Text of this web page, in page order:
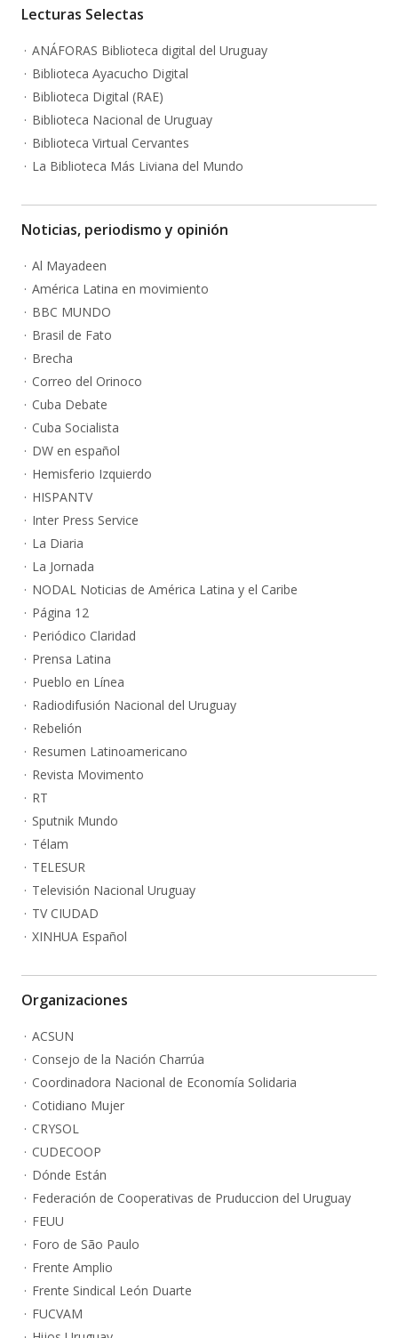
Lecturas Selectas
ANÁFORAS Biblioteca digital del Uruguay
Biblioteca Ayacucho Digital
Biblioteca Digital (RAE)
Biblioteca Nacional de Uruguay
Biblioteca Virtual Cervantes
La Biblioteca Más Liviana del Mundo
Noticias, periodismo y opinión
Al Mayadeen
América Latina en movimiento
BBC MUNDO
Brasil de Fato
Brecha
Correo del Orinoco
Cuba Debate
Cuba Socialista
DW en español
Hemisferio Izquierdo
HISPANTV
Inter Press Service
La Diaria
La Jornada
NODAL Noticias de América Latina y el Caribe
Página 12
Periódico Claridad
Prensa Latina
Pueblo en Línea
Radiodifusión Nacional del Uruguay
Rebelión
Resumen Latinoamericano
Revista Movimento
RT
Sputnik Mundo
Télam
TELESUR
Televisión Nacional Uruguay
TV CIUDAD
XINHUA Español
Organizaciones
ACSUN
Consejo de la Nación Charrúa
Coordinadora Nacional de Economía Solidaria
Cotidiano Mujer
CRYSOL
CUDECOOP
Dónde Están
Federación de Cooperativas de Pruduccion del Uruguay
FEUU
Foro de São Paulo
Frente Amplio
Frente Sindical León Duarte
FUCVAM